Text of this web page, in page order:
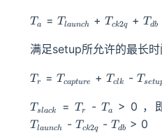
T_a
Ta = T_{launch}
Tlaunch + T_{ck2q}
Tck2q +Tdb
满足setup所允许的最长
T_r
Tr = T_{capture}
Tcapture + T_{clk}
Tclk -Tsetu
T_{slack}
Tslack =T_r
Tr - T_a
Ta > 0 ，
Tlaunch - T_{ck2q}
Tck2q - T_{db}
Tdb > 0